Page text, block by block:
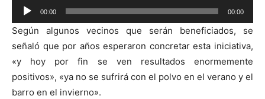
Reproductor
de
audio
00:00 00:00
Según algunos vecinos que serán beneficiados, se
señaló que por años esperaron concretar esta iniciativa,
«y hoy por fin se ven resultados enormemente
positivos», «ya no se sufrirá con el polvo en el verano y el
barro en el invierno».